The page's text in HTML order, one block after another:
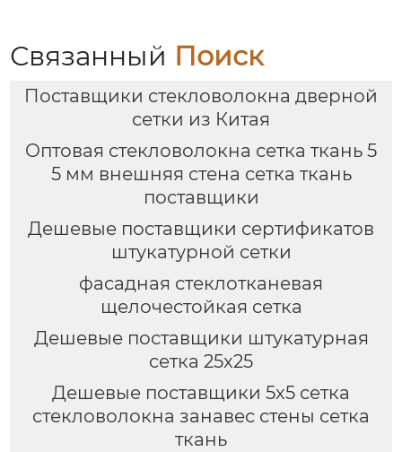
Связанный Поиск
Поставщики стекловолокна дверной
сетки из Китая
Оптовая стекловолокна сетка ткань 5
5 мм внешняя стена сетка ткань
поставщики
Дешевые поставщики сертификатов
штукатурной сетки
фасадная стеклотканевая
щелочестойкая сетка
Дешевые поставщики штукатурная
сетка 25x25
Дешевые поставщики 5x5 сетка
стекловолокна занавес стены сетка
ткань